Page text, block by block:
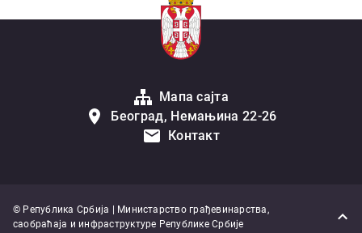
Мапа сајта
Београд, Немањина 22-26
Контакт
© Република Србија | Министарство грађевинарства,
саобраћаја и инфраструктуре Републике Србије